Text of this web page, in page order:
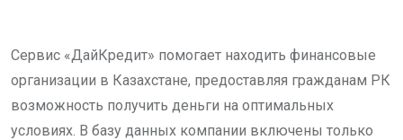
Сервис «ДайКредит» помогает находить финансовые
организации в Казахстане, предоставляя гражданам РК
возможность получить деньги на оптимальных
условиях. В базу данных компании включены только